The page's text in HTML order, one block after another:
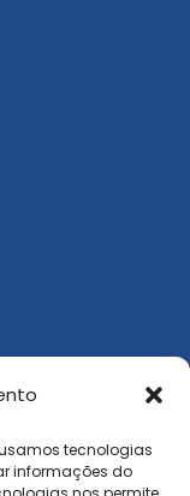
tecnologias
informações do